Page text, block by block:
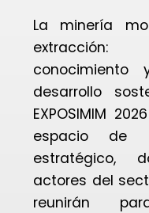
La minería
desarrollo
EXPOSIMIM
espacio de
estratégico,
actores del
reunirán